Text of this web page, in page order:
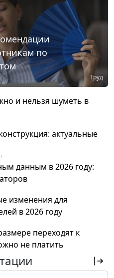
по
Труд
и нельзя шуметь в
актуальные
данным в 2026 году:
изменения для
в 2026 году
переходят к
не платить